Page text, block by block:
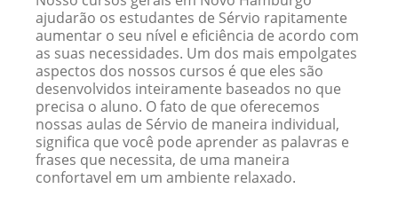
ajudarão os estudantes de Sérvio rapitamente
aumentar o seu nível e eficiência de acordo com
as suas necessidades. Um dos mais empolgates
aspectos dos nossos cursos é que eles são
desenvolvidos inteiramente baseados no que
precisa o aluno. O fato de que oferecemos
nossas aulas de Sérvio de maneira individual,
significa que você pode aprender as palavras e
frases que necessita, de uma maneira
confortavel em um ambiente relaxado.